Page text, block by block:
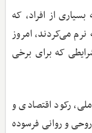
از افراد، که
می‌کردند، امروز
که برای برخی
رکود اقتصادی و
و روانی فرسوده